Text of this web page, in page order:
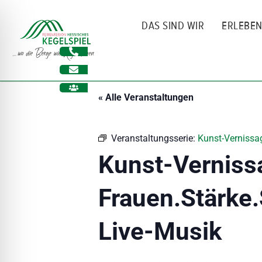
springen
DAS SIND WIR ERLEBEN
« Alle Veranstaltungen
Veranstaltungsserie: Kunst-
Kunst-
Live-Musik